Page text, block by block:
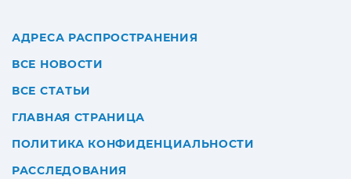
АДРЕСА РАСПРОСТРАНЕНИЯ
ВСЕ НОВОСТИ
ВСЕ СТАТЬИ
ГЛАВНАЯ СТРАНИЦА
ПОЛИТИКА КОНФИДЕНЦИАЛЬНОСТИ
РАССЛЕДОВАНИЯ